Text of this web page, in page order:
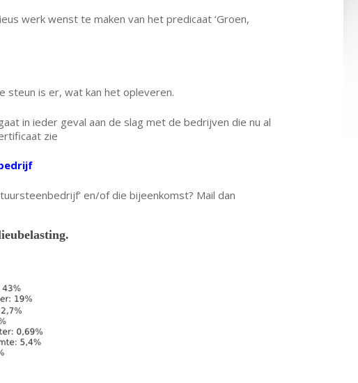
werk wenst te maken van het predicaat ‘Groen,
steun is er, wat kan het opleveren.
in ieder geval aan de slag met de bedrijven die nu al
zie
en/of die bijeenkomst? Mail dan